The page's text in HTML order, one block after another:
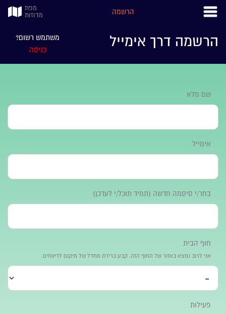
הרשמה
מפת
מדוזות
‫הרשמה דרך אימייל
‫‫משתמש רשום?
‫‬‫כניסה‬
‫שם מלא
‫אימייל‬
בחר/י סיסמה חדשה (תמיד תוכל/י לעדכן)
‫חוף הבית
אני לרוב נמצא באזור של החוף הזה. קבע ברירת מחדל של מיקום לדיווחים.
‫פעילות